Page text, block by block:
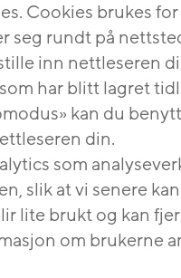
Cookies brukes
seg rundt på
inn nettleseren
har blitt lagret
kan du
din.
som
slik at vi senere
lite brukt og kan
om brukerne